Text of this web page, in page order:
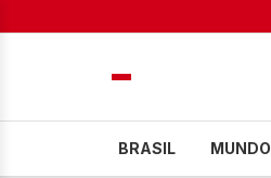
BRASIL MUNDO